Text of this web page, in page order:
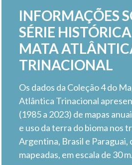
INFORMAÇÕES
SÉRIE
MATA
TRINACIONAL
Os dados da Coleção 4 do
Atlântica Trinacional
(1985 a 2023) de mapas
e uso da terra do bioma nos
Argentina, Brasil e Paraguai,
mapeadas, em escala de 30 m.